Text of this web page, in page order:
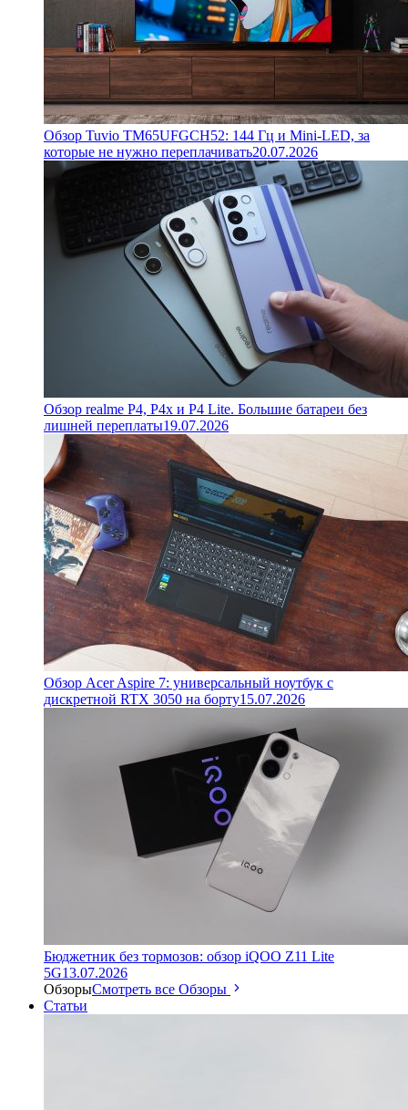
Обзор Tuvio TM65UFGCH52: 144 Гц и Mini-LED, за
которые не нужно переплачивать20.07.2026
Обзор realme P4, P4x и P4 Lite. Большие батареи без
лишней переплаты19.07.2026
Обзор Acer Aspire 7: универсальный ноутбук с
дискретной RTX 3050 на борту15.07.2026
Бюджетник без тормозов: обзор iQOO Z11 Lite
5G13.07.2026
ОбзорыСмотреть все Обзоры
Статьи